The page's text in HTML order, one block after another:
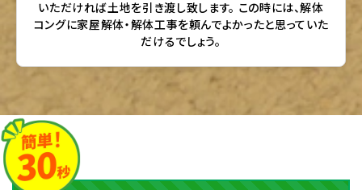
いただければ土地を引き渡し致します。 この時には、解体
コングに家屋解体・解体工事を頼んでよかったと思っていた
だけるでしょう。